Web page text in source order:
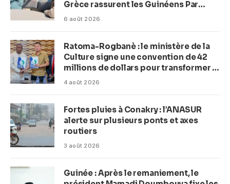
Grèce rassurent les Guinéens Par
(Macka Baldé)
6 août 2026
Ratoma-Rogbanè : le ministère de la
Culture signe une convention de 42
millions de dollars pour transformer la
plage en complexe balnéaire
4 août 2026
Fortes pluies à Conakry : l’ANASUR
alerte sur plusieurs ponts et axes
routiers
3 août 2026
Guinée : Après le remaniement, le